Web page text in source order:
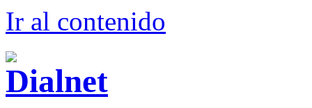
Ir al contenido